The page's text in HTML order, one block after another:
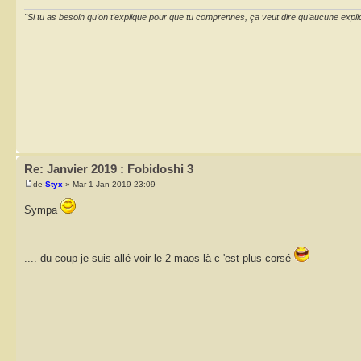
"Si tu as besoin qu'on t'explique pour que tu comprennes, ça veut dire qu'aucune
Re: Janvier 2019 : Fobidoshi 3
de Styx » Mar 1 Jan 2019 23:09
Sympa
.... du coup je suis allé voir le 2 maos là c 'est plus corsé